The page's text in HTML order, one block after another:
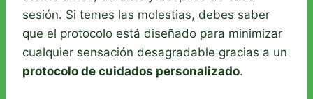
sesión. Si temes las molestias, debes saber
que el protocolo está diseñado para minimizar
cualquier sensación desagradable gracias a un
protocolo de cuidados personalizado.